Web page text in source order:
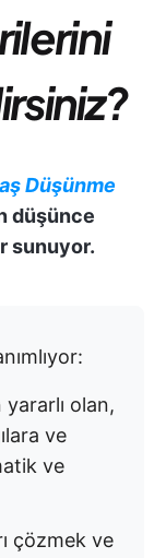
Düşünme
düşünce
sunuyor.
olan,
ve
ve
çözmek ve